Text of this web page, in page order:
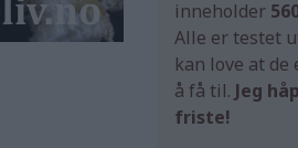
inneholder
Alle er testet
kan love at de
å få til. Jeg
friste!